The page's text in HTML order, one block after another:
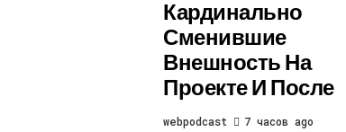
Кардинально
Сменившие
Внешность На
Проекте И После
webpodcast 7 часов ago